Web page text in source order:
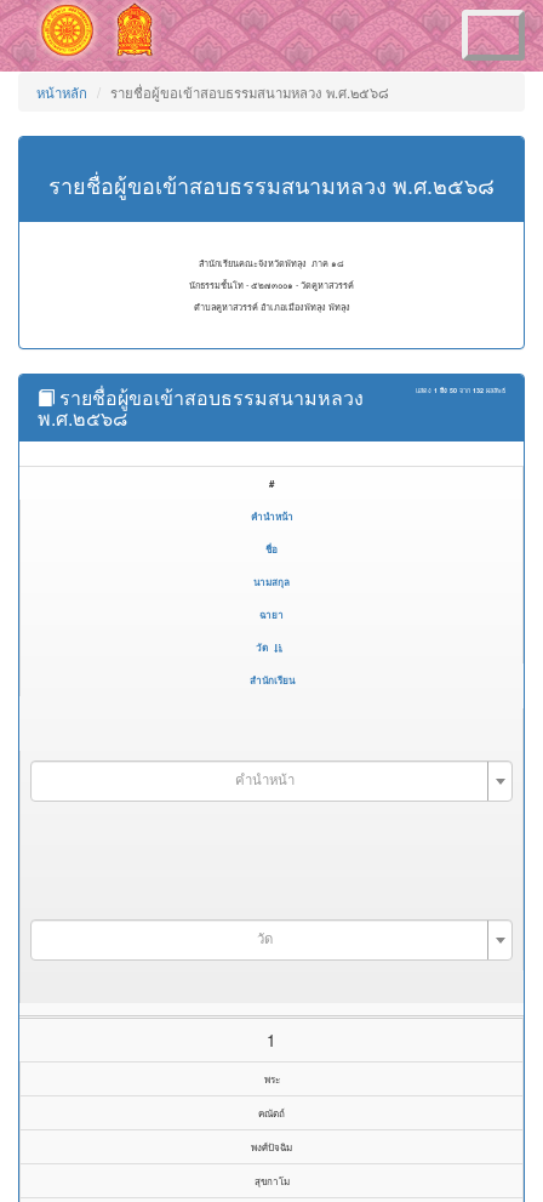
Toggle
navigation
หน้าหลัก รายชื่อผู้ขอเข้าสอบธรรมสนามหลวง พ.ศ.๒๕๖๘
รายชื่อผู้ขอเข้าสอบธรรมสนามหลวง พ.ศ.๒๕๖๘
สำนักเรียนคณะจังหวัดพัทลุง ภาค ๑๘
นักธรรมชั้นโท - ๕๒๗๓๐๐๑ - วัดคูหาสวรรค์
ตำบลคูหาสวรรค์ อำเภอเมืองพัทลุง พัทลุง
แสดง 1 ถึง 50 จาก 132 ผลลัพธ์
รายชื่อผู้ขอเข้าสอบธรรมสนามหลวง
พ.ศ.๒๕๖๘
#
คำนำหน้า
ชื่อ
นามสกุล
ฉายา
วัด
สำนักเรียน
คำนำหน้า
วัด
1
พระ
คณัตถ์
พงศ์ปัจฉิม
สุขกาโม